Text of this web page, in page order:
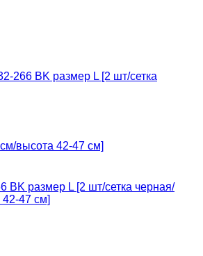
BK размер L [2 шт/сетка черная/
47 см]